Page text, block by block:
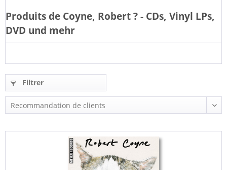
Produits de Coyne, Robert? - CDs, Vinyl LPs,
DVD und mehr
Filtrer